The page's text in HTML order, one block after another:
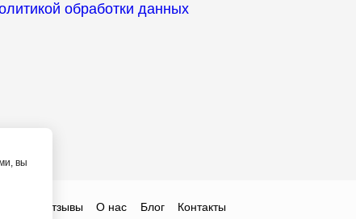
обработки данных
вы
Отзывы О нас Блог Контакты